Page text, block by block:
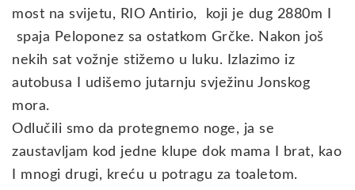
most na svijetu, RIO Antirio, koji je dug 2880m I
spaja Peloponez sa ostatkom Grčke. Nakon još
nekih sat vožnje stižemo u luku. Izlazimo iz
autobusa I udišemo jutarnju svježinu Jonskog
mora.
Odlučili smo da protegnemo noge, ja se
zaustavljam kod jedne klupe dok mama I brat, kao
I mnogi drugi, kreću u potragu za toaletom.